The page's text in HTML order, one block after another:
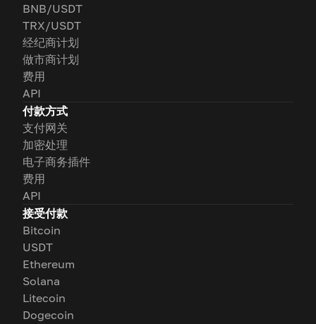
BNB/USDT
TRX/USDT
经纪商计划
做市商计划
费用
API
付款方式
支付网关
加密处理
电子商务插件
费用
API
接受付款
Bitcoin
USDT
Ethereum
Solana
Litecoin
Dogecoin